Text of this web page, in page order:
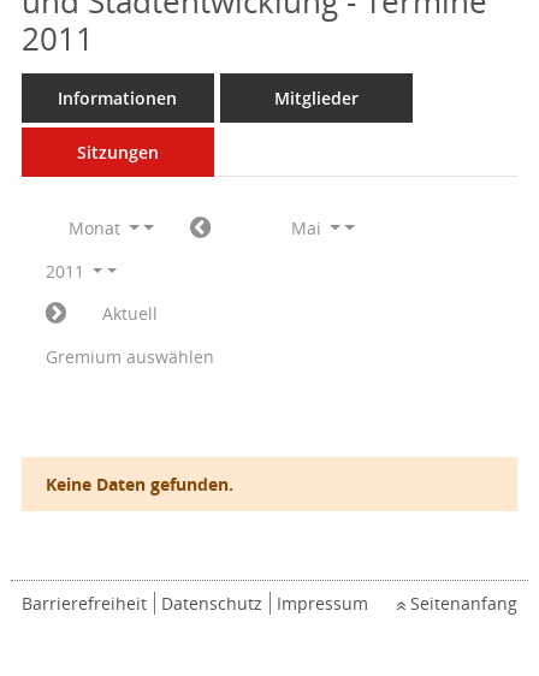
2011
Informationen Mitglieder
Sitzungen
Monat
Mai
2011
Aktuell
Gremium auswählen
Keine Daten gefunden.
Barrierefreiheit Datenschutz Impressum Seitenanfang